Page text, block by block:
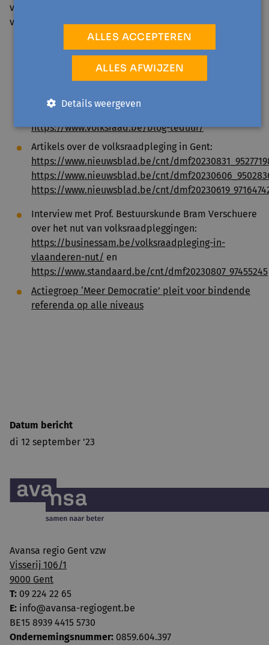
volksraadplegingen als instrument om de democratie te
verrijken? Via onderstaande links kan je je inlezen:
Infobrochure van de stad Gent over de
volksraadpleging
Webpagina van het actiecomité ‘Te Duur –
https://www.volksraad.be/blog-teduur/
Artikels over de volksraadpleging in Gent:
https://www.nieuwsblad.be/cnt/
https://www.nieuwsblad.be/cnt/
https://www.nieuwsblad.be/cnt/
Interview met Prof. Bestuurskunde Bram Verschuere
over het nut van volksraadpleggingen:
https://businessam.be/volksraadpleging-in-
vlaanderen-nut/ en
https://www.standaard.be/cnt/dmf20230807_97455245
Actiegroep ‘Meer Democratie’ pleit voor bindende
referenda op alle niveaus
Datum bericht
di 12 september '23
Avansa regio Gent vzw
Visserij 106/1
9000 Gent
T: 09 224 22 65
E: info@avansa-regiogent.be
BE15 8939 4415 5730
Ondernemingsnummer: 0859.604.397
ALLES ACCEPTEREN
ALLES AFWIJZEN
Details weergeven